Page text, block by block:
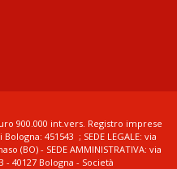
900.000 int.vers. Registro imprese
451543 ; SEDE LEGALE: via
(BO) - SEDE AMMINISTRATIVA: via
40127 Bologna - Società